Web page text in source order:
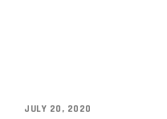
JULY 20, 2020